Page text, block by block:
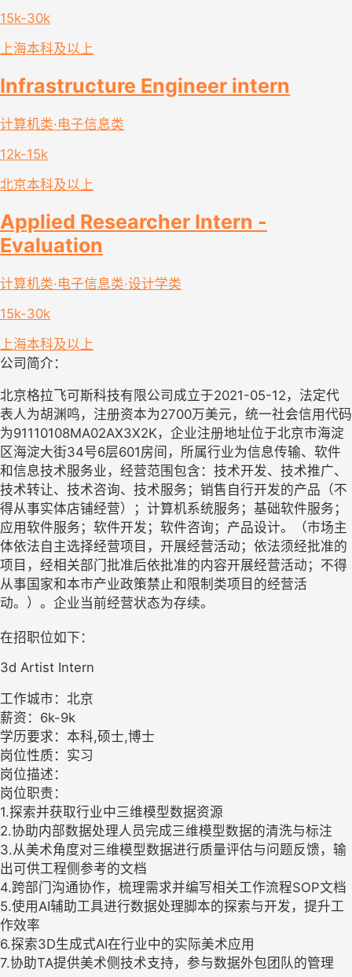
15k-30k
上海本科及以上
Infrastructure Engineer intern
计算机类·电子信息类
12k-15k
北京本科及以上
Applied Researcher Intern -
Evaluation
计算机类·电子信息类·设计学类
15k-30k
上海本科及以上
公司简介：
北京格拉飞可斯科技有限公司成立于2021-05-12，法定代
表人为胡渊鸣，注册资本为2700万美元，统一社会信用代码
为91110108MA02AX3X2K，企业注册地址位于北京市海淀
区海淀大街34号6层601房间，所属行业为信息传输、软件
和信息技术服务业，经营范围包含：技术开发、技术推广、
技术转让、技术咨询、技术服务；销售自行开发的产品（不
得从事实体店铺经营）；计算机系统服务；基础软件服务；
应用软件服务；软件开发；软件咨询；产品设计。（市场主
体依法自主选择经营项目，开展经营活动；依法须经批准的
项目，经相关部门批准后依批准的内容开展经营活动；不得
从事国家和本市产业政策禁止和限制类项目的经营活
动。）。企业当前经营状态为存续。
在招职位如下：
3d Artist Intern
工作城市：北京
薪资：6k-9k
学历要求：本科,硕士,博士
岗位性质：实习
岗位描述：
岗位职责：
1.探索并获取行业中三维模型数据资源
2.协助内部数据处理人员完成三维模型数据的清洗与标注
3.从美术角度对三维模型数据进行质量评估与问题反馈，输
出可供工程侧参考的文档
4.跨部门沟通协作，梳理需求并编写相关工作流程SOP文档
5.使用AI辅助工具进行数据处理脚本的探索与开发，提升工
作效率
6.探索3D生成式AI在行业中的实际美术应用
7.协助TA提供美术侧技术支持，参与数据外包团队的管理